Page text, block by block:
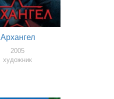
Архангел
2005
художник